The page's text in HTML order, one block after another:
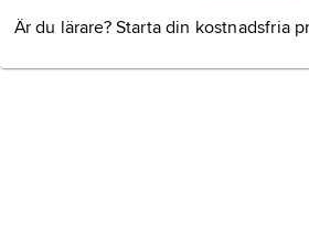
Är du lärare? Starta din kostnadsfria